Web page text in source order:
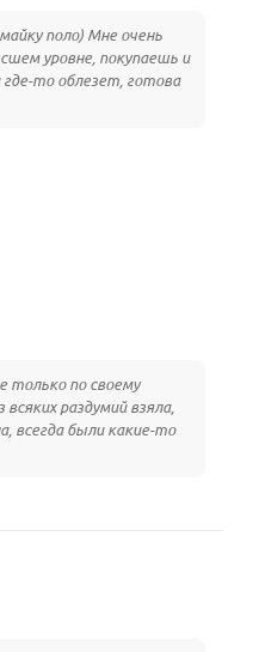
поло) Мне очень
уровне, покупаешь и
то облезет, готова
только по своему
раздумий взяла,
всегда были какие-то